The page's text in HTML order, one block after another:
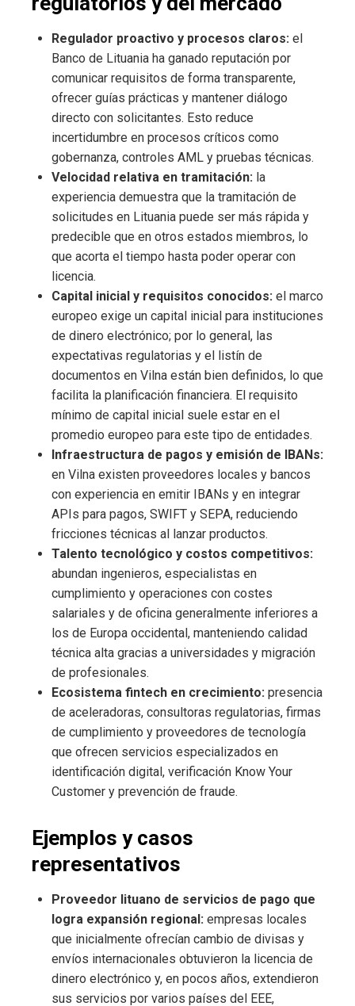
Regulador proactivo y procesos claros: el
Banco de Lituania ha ganado reputación por
comunicar requisitos de forma transparente,
ofrecer guías prácticas y mantener diálogo
directo con solicitantes. Esto reduce
incertidumbre en procesos críticos como
gobernanza, controles AML y pruebas técnicas.
Velocidad relativa en tramitación: la
experiencia demuestra que la tramitación de
solicitudes en Lituania puede ser más rápida y
predecible que en otros estados miembros, lo
que acorta el tiempo hasta poder operar con
licencia.
Capital inicial y requisitos conocidos: el marco
europeo exige un capital inicial para instituciones
de dinero electrónico; por lo general, las
expectativas regulatorias y el listín de
documentos en Vilna están bien definidos, lo que
facilita la planificación financiera. El requisito
mínimo de capital inicial suele estar en el
promedio europeo para este tipo de entidades.
Infraestructura de pagos y emisión de IBANs:
en Vilna existen proveedores locales y bancos
con experiencia en emitir IBANs y en integrar
APIs para pagos, SWIFT y SEPA, reduciendo
fricciones técnicas al lanzar productos.
Talento tecnológico y costos competitivos:
abundan ingenieros, especialistas en
cumplimiento y operaciones con costes
salariales y de oficina generalmente inferiores a
los de Europa occidental, manteniendo calidad
técnica alta gracias a universidades y migración
de profesionales.
Ecosistema fintech en crecimiento: presencia
de aceleradoras, consultoras regulatorias, firmas
de cumplimiento y proveedores de tecnología
que ofrecen servicios especializados en
identificación digital, verificación Know Your
Customer y prevención de fraude.
Ejemplos y casos
representativos
Proveedor lituano de servicios de pago que
logra expansión regional: empresas locales
que inicialmente ofrecían cambio de divisas y
envíos internacionales obtuvieron la licencia de
dinero electrónico y, en pocos años, extendieron
sus servicios por varios países del EEE,